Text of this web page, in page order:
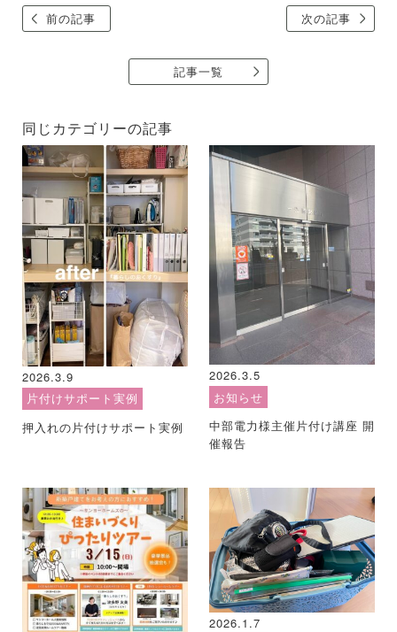
前の記事 次の記事
記事一覧
同じカテゴリーの記事
2026.3.9
片付けサポート実例
押入れの片付けサポート実例
2026.3.5
お知らせ
中部電力様主催片付け講座 開
催報告
2026.1.7